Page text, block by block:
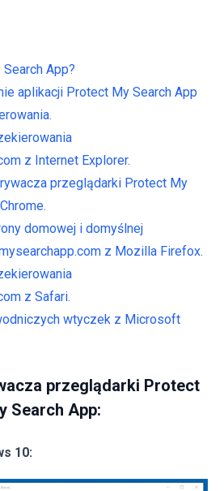
App?
aplikacji Protect My Search App
z Internet Explorer.
przeglądarki Protect My
domowej i domyślnej
z Mozilla Firefox.
z Safari.
wtyczek z Microsoft
przeglądarki Protect
Search App:
10: